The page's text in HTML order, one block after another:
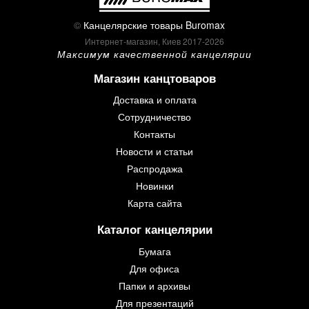
© Канцелярские товары Buromax
Интернет-магазин, Киев 2017-2026
Максимум качественной канцелярии
Магазин канцтоваров
Доставка и оплата
Сотрудничество
Контакты
Новости и статьи
Распродажа
Новинки
Карта сайта
Каталог канцелярии
Бумага
Для офиса
Папки и архивы
Для презентаций